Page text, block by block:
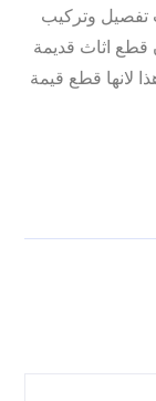
وتركيب
قطع اثاث قديمة
لانها قطع قيمة